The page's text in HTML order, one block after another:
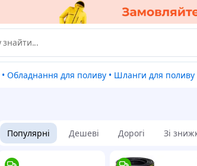
• Обладнання для поливу • Шланги для поливу
Популярні Дешеві Дорогі Зі